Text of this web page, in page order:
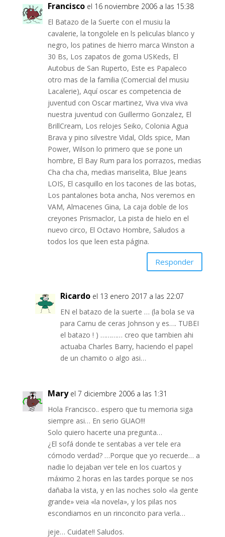
Francisco el 16 noviembre 2006 a las 15:38
El Batazo de la Suerte con el musiu la
cavalerie, la tongolele en ls peliculas blanco y
negro, los patines de hierro marca Winston a
30 Bs, Los zapatos de goma USKeds, El
Autobus de San Ruperto, Este es Papaleco
otro mas de la familia (Comercial del musiu
Lacalerie), Aquí oscar es competencia de
juventud con Oscar martinez, Viva viva viva
nuestra juventud con Guillermo Gonzalez, El
BrillCream, Los relojes Seiko, Colonia Agua
Brava y pino silvestre Vidal, Olds spice, Man
Power, Wilson lo primero que se pone un
hombre, El Bay Rum para los porrazos, medias
Cha cha cha, medias mariselita, Blue Jeans
LOIS, El casquillo en los tacones de las botas,
Los pantalones bota ancha, Nos veremos en
VAM, Almacenes Gina, La caja doble de los
creyones Prismaclor, La pista de hielo en el
nuevo circo, El Octavo Hombre, Saludos a
todos los que leen esta página.
Responder
Ricardo el 13 enero 2017 a las 22:07
EN el batazo de la suerte … (la bola se va
para Carnu de ceras Johnson y es…. TUBEI
el batazo ! ) ………… creo que tambien ahi
actuaba Charles Barry, haciendo el papel
de un chamito o algo asi…
Mary el 7 diciembre 2006 a las 1:31
Hola Francisco.. espero que tu memoria siga
siempre asi… En serio GUAO!!!
Solo quiero hacerte una pregunta…
¿El sofá donde te sentabas a ver tele era
cómodo verdad? …Porque que yo recuerde… a
nadie lo dejaban ver tele en los cuartos y
máximo 2 horas en las tardes porque se nos
dañaba la vista, y en las noches solo «la gente
grande» veia «la novela», y los pilas nos
escondiamos en un rinconcito para verla…
jeje… Cuidate!! Saludos.